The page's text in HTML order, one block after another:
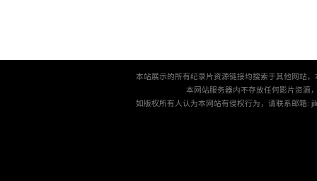
本站展示的所有纪录片资源链接均搜索于其他网站
本网站服务器内不存放任何影片资源
如版权所有人认为本网站有侵权行为，请联系邮箱: